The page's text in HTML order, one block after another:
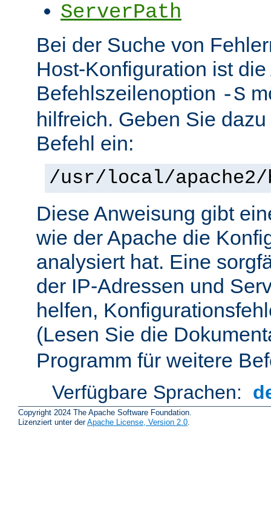
ServerPath
Bei der Suche von
Host-Konfiguration ist
Befehlszeilenoption -S
hilfreich. Geben Sie
Befehl ein:
/usr/local/
Diese Anweisung gibt
wie der Apache die
analysiert hat. Eine
der IP-Adressen und
helfen,
(Lesen Sie die
Programm für weitere
Verfügbare Sprachen:
Copyright 2024 The Apache Software Foundation.
Lizenziert unter derApache License, Version 2.0.